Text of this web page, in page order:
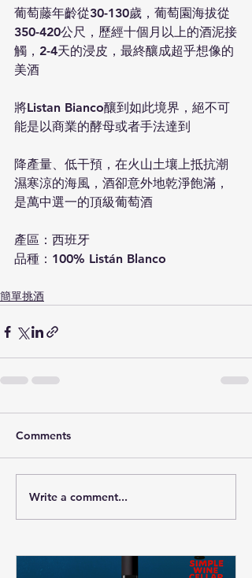
葡萄藤年齡從30-130歲，葡萄園海拔從
350-420公尺，歷經十個月以上的酒泥接
觸，2-4天的浸皮，最終釀成超乎想像的
美酒
將Listan Bianco釀到如此境界，絕不可
能是以商業的酵母或者手法達到
降產量、低干預，在火山土壤上抵抗潮
濕寒涼的海風，酒卻意外地乾淨飽滿，
是萬中選一的頂級葡萄酒
產區：西班牙
品種：100% Listán Blanco
簡單挑酒
Comments
Write a comment...